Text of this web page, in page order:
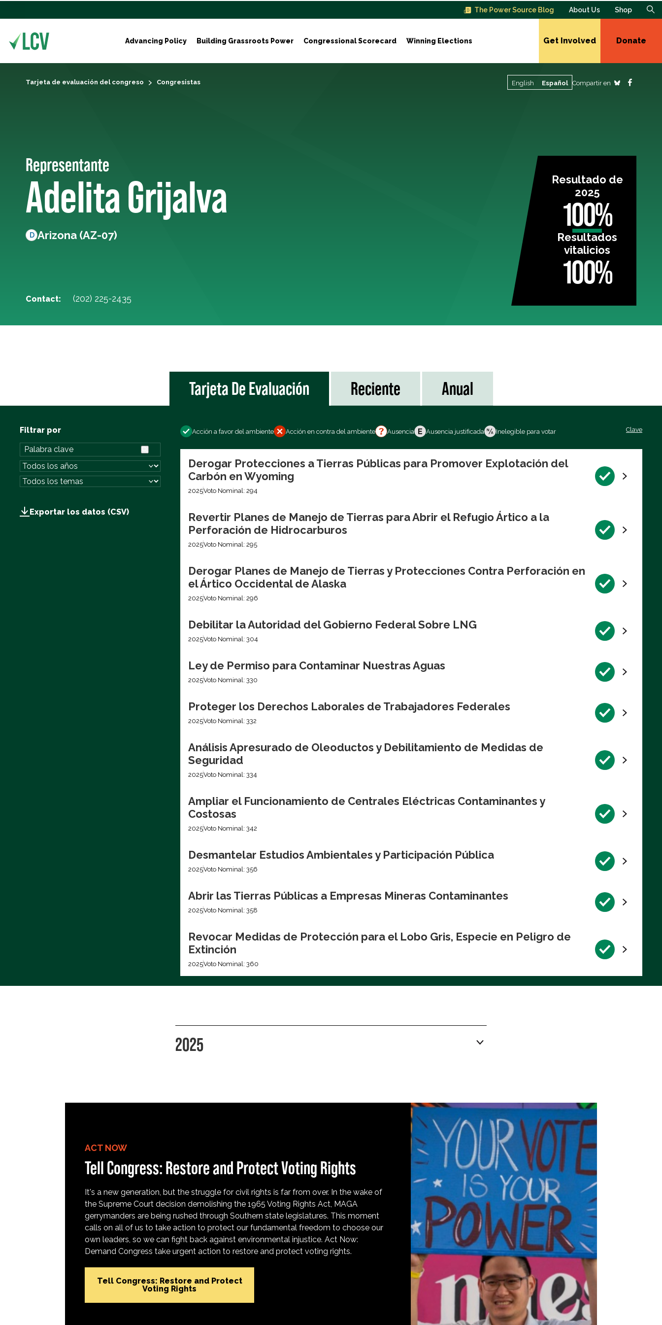
The Power Source Blog About Us Shop
Advancing Policy Building Grassroots Power Congressional Scorecard Winning Elections Get Involved Donate
Tarjeta de evaluación del congreso Congresistas English Español Compartir en
Representante
Adelita Grijalva
D Arizona (AZ-07)
Contact: (202) 225-2435
Resultado de
2025
100%
Resultados
vitalicios
100%
Tarjeta De Evaluación Reciente Anual
Filtrar por
Exportar los datos (CSV)
Acción a favor del ambiente Acción en contra del ambiente Ausencia Ausencia justificada Inelegible para votar Clave
Derogar Protecciones a Tierras Públicas para Promover Explotación del
Carbón en Wyoming
2025Voto Nominal: 294
Revertir Planes de Manejo de Tierras para Abrir el Refugio Ártico a la
Perforación de Hidrocarburos
2025Voto Nominal: 295
Derogar Planes de Manejo de Tierras y Protecciones Contra Perforación en
el Ártico Occidental de Alaska
2025Voto Nominal: 296
Debilitar la Autoridad del Gobierno Federal Sobre LNG
2025Voto Nominal: 304
Ley de Permiso para Contaminar Nuestras Aguas
2025Voto Nominal: 330
Proteger los Derechos Laborales de Trabajadores Federales
2025Voto Nominal: 332
Análisis Apresurado de Oleoductos y Debilitamiento de Medidas de
Seguridad
2025Voto Nominal: 334
Ampliar el Funcionamiento de Centrales Eléctricas Contaminantes y
Costosas
2025Voto Nominal: 342
Desmantelar Estudios Ambientales y Participación Pública
2025Voto Nominal: 356
Abrir las Tierras Públicas a Empresas Mineras Contaminantes
2025Voto Nominal: 358
Revocar Medidas de Protección para el Lobo Gris, Especie en Peligro de
Extinción
2025Voto Nominal: 360
2025
ACT NOW
Tell Congress: Restore and Protect Voting Rights
It's a new generation, but the struggle for civil rights is far from over. In the wake of
the Supreme Court decision demolishing the 1965 Voting Rights Act, MAGA
gerrymanders are being rushed through Southern state legislatures. This moment
calls on all of us to take action to protect our fundamental freedom to choose our
own leaders, so we can fight back against environmental injustice. Act Now:
Demand Congress take urgent action to restore and protect voting rights.
Tell Congress: Restore and Protect
Voting Rights